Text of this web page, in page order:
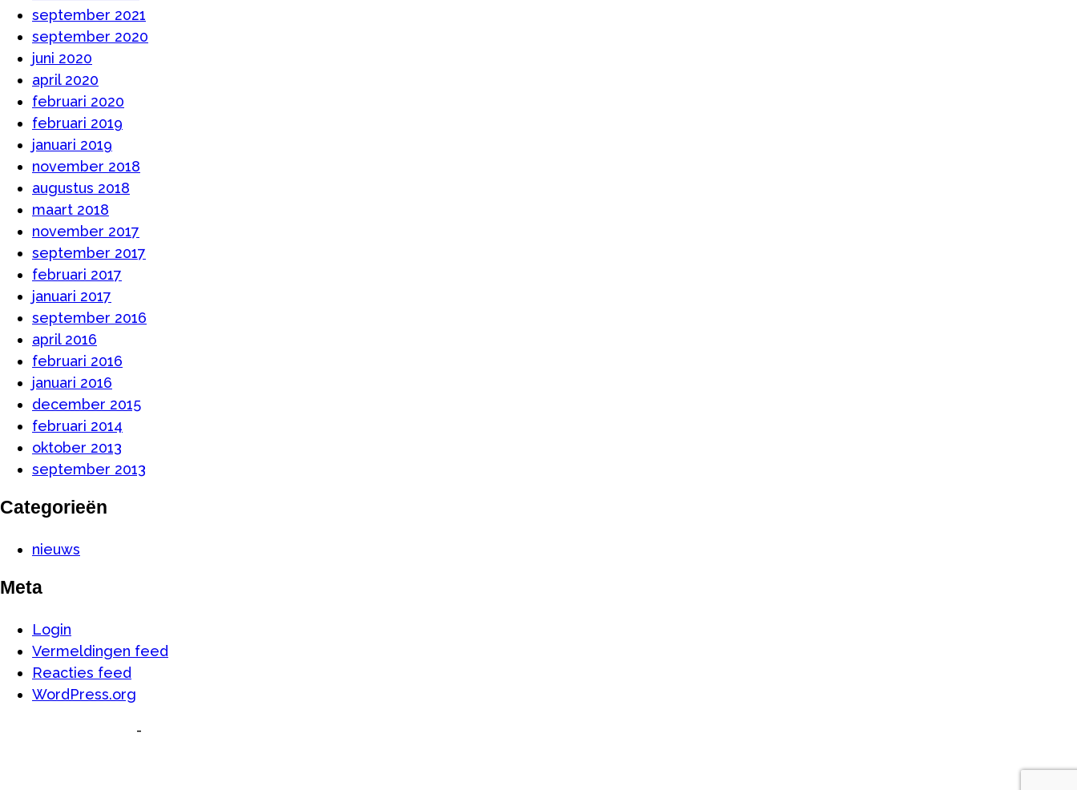
september 2021
september 2020
juni 2020
april 2020
februari 2020
februari 2019
januari 2019
november 2018
augustus 2018
maart 2018
november 2017
september 2017
februari 2017
januari 2017
september 2016
april 2016
februari 2016
januari 2016
december 2015
februari 2014
oktober 2013
september 2013
Categorieën
nieuws
Meta
Login
Vermeldingen feed
Reacties feed
WordPress.org
-